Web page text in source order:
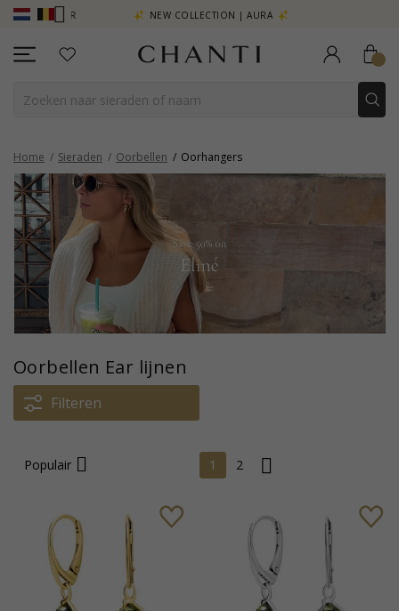
- KLIK HIER NEW COLLECTION | AURA
Home Sieraden Oorbellen Oorhangers
Oorbellen Ear lijnen
Filteren
Populair 1 2